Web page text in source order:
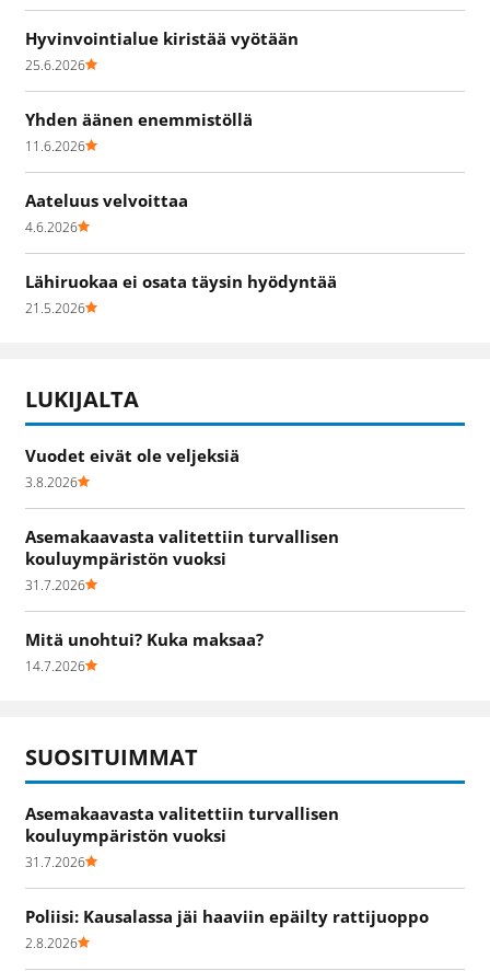
Hyvinvointialue kiristää vyötään
25.6.2026
Yhden äänen enemmistöllä
11.6.2026
Aateluus velvoittaa
4.6.2026
Lähiruokaa ei osata täysin hyödyntää
21.5.2026
LUKIJALTA
Vuodet eivät ole veljeksiä
3.8.2026
Asemakaavasta valitettiin turvallisen
kouluympäristön vuoksi
31.7.2026
Mitä unohtui? Kuka maksaa?
14.7.2026
SUOSITUIMMAT
Asemakaavasta valitettiin turvallisen
kouluympäristön vuoksi
31.7.2026
Poliisi: Kausalassa jäi haaviin epäilty rattijuoppo
2.8.2026